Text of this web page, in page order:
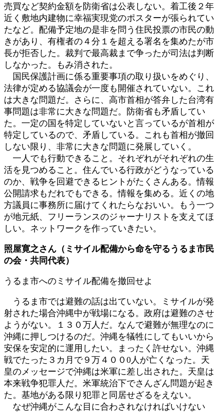
売買など契約金額を防衛省は公表しない。着工後２年
近く敷地内建物に幸福実現党のポスターが張られてい
たなど。配備予定地の是非を問う住民投票の市民の動
きがあり、有権者の４分１を超える署名を集めたが市
長が拒否した。裁判で最高裁まで争ったが司法は判断
しなかった。もみ消された。
国民保護計画に係る重要事項の取り扱いをめぐり、
法律が定める協議会が一度も開催されていない。これ
は大きな問題だ。さらに、高市首相が答弁した台湾有
事問題は非常に大きな問題だ。防衛省も矛盾してい
た。一定の国を特定していないと言っているが首相が
特定しているので、矛盾している。これも首相が撤回
しない限り、非常に大きな問題に発展していく。
一人でも行動できること。それぞれがそれぞれの生
活を見つめること。住んでいる行政がどうなっている
のか、戦争を回避できるヒントがたくさんある。情報
公開請求もだれでもできる。情報を集める。近くの地
方議員に事務所に届けてくれたらなおいい。もう一つ
が地元紙、フリーランスのジャーナリストを支えてほ
しい。ネットワークを作っていきたい。
照屋寛之さん（ミサイル配備から命を守るうるま市民
の会・共同代表）
うるま市へのミサイル配備を撤回せよ
うるま市では避難の話は出ていない。ミサイルが発
射された場合沖縄中が戦場になる。政府は避難のさせ
ようがない。１３０万人だ。なんで避難が無理なのに
沖縄に押しつけるのだ。沖縄を犠牲にしてもいいから
安保を安定的に運用したい。まったく許せない。沖縄
戦でたった３カ月で９万４００0人が亡くなった。天
皇のメッセージで沖縄は米軍に差し出された。天皇は
本来戦争犯罪人だ。米軍統治下でさんざん問題が起き
た。基地がある限り犯罪と同居せざるをえない。
なぜ沖縄がこんな目に合わされなければいけない